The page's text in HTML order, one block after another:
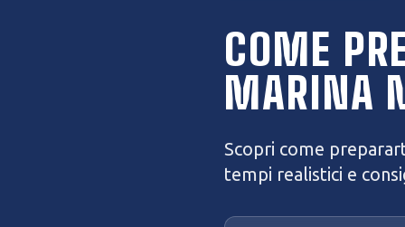
Preparati per il semestre 2026
Test
Preparazione Concorsi
COME
MARINA
Scopri come
tempi realistici e